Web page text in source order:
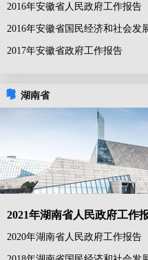
2016年安徽省人民政府工作报告
2016年安徽省国民经济和社会发
2017年安徽省政府工作报告
湖南省
2021年湖南省人民政府工作
2020年湖南省人民政府工作报告